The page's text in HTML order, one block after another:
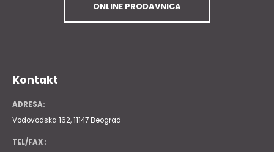
ONLINE PRODAVNICA
Kontakt
ADRESA:
Vodovodska 162, 11147 Beograd
TEL/FAX :